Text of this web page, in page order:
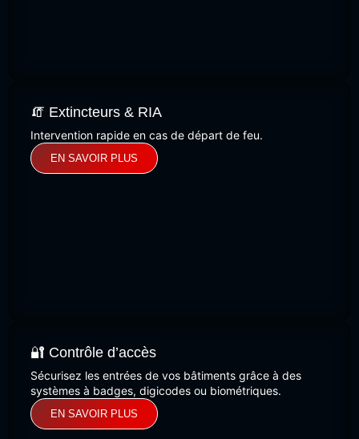
🧯 Extincteurs & RIA
Intervention rapide en cas de départ de feu.
EN SAVOIR PLUS
🔐 Contrôle d’accès
Sécurisez les entrées de vos bâtiments grâce à des
systèmes à badges, digicodes ou biométriques.
EN SAVOIR PLUS